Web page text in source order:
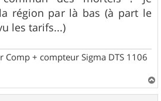
région par là bas (à part le
les tarifs...)
Comp + compteur Sigma DTS 1106
a